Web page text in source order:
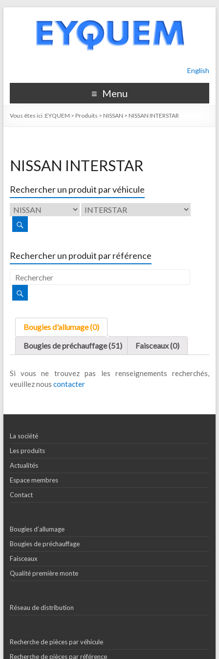
English
Menu
Vous êtes ici :EYQUEM > Produits > NISSAN > NISSAN INTERSTAR
NISSAN INTERSTAR
Rechercher un produit par véhicule
Rechercher un produit par référence
Bougies d'allumage (0)
Bougies de préchauffage (51)
Faisceaux (0)
Si vous ne trouvez pas les renseignements recherchés,
veuillez nous contacter
La société
Les produits
Actualités
Espace membres
Contact
Bougies d’allumage
Bougies de préchauffage
Faisceaux
Qualité première monte
Réseau de distribution
Recherche de pièces par véhicule
Recherche de pièces par référence